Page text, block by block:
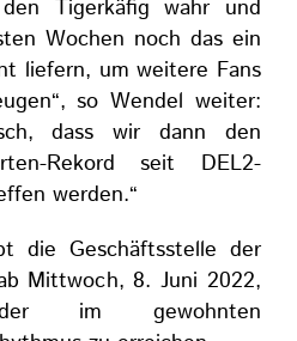
Tigerkäfig wahr und
Wochen noch das ein
liefern, um weitere Fans
so Wendel weiter:
dass wir dann den
Rekord seit DEL2-
werden.“
die Geschäftsstelle der
Mittwoch, 8. Juni 2022,
im gewohnten